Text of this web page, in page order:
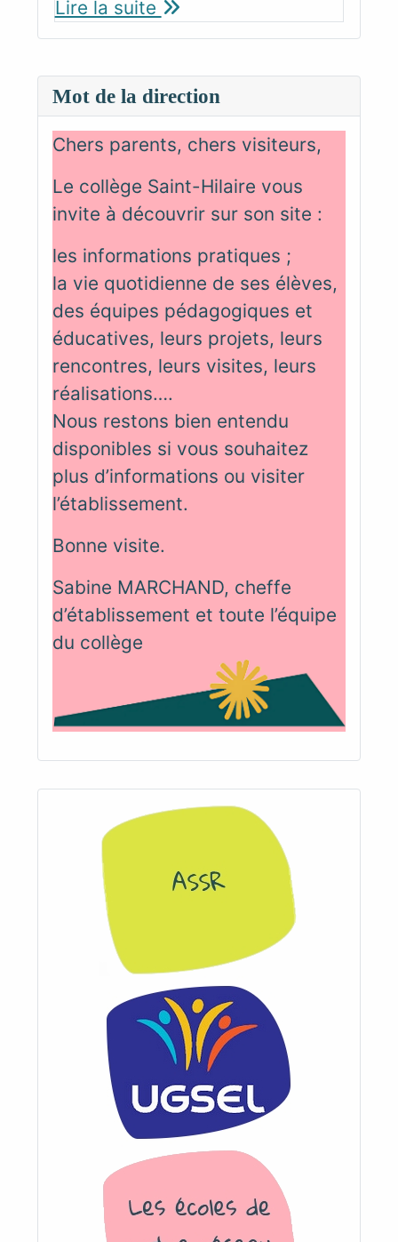
Mot de la direction
Chers parents, chers visiteurs,
Le collège Saint-Hilaire vous
invite à découvrir sur son site :
les informations pratiques ;
la vie quotidienne de ses élèves,
des équipes pédagogiques et
éducatives, leurs projets, leurs
rencontres, leurs visites, leurs
réalisations….
Nous restons bien entendu
disponibles si vous souhaitez
plus d’informations ou visiter
l’établissement.
Bonne visite.
Sabine MARCHAND, cheffe
d’établissement et toute l’équipe
du collège
Lire la suite